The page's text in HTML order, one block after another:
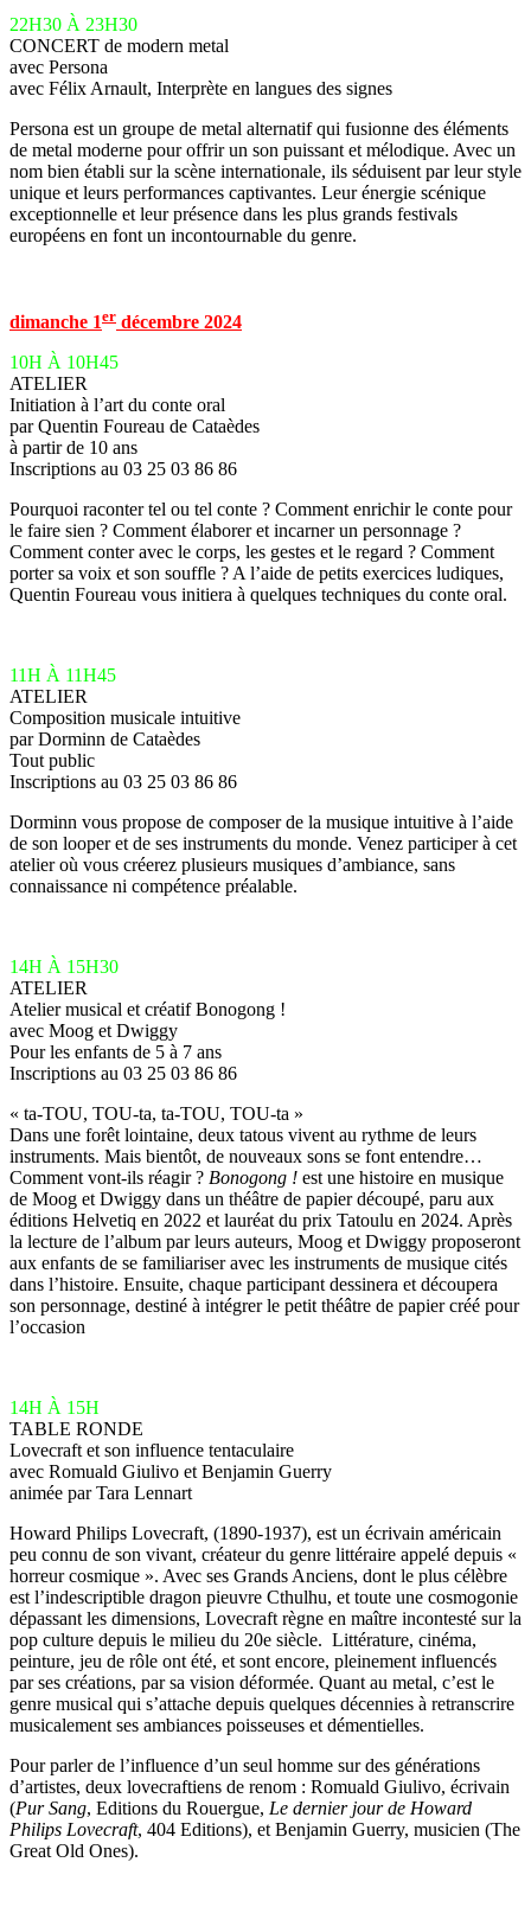
22H30 À 23H30
CONCERT de modern metal
avec Persona
avec Félix Arnault, Interprète en langues des signes
Persona est un groupe de metal alternatif qui fusionne des éléments
de metal moderne pour offrir un son puissant et mélodique. Avec un
nom bien établi sur la scène internationale, ils séduisent par leur style
unique et leurs performances captivantes. Leur énergie scénique
exceptionnelle et leur présence dans les plus grands festivals
européens en font un incontournable du genre.
dimanche 1er décembre 2024
10H À 10H45
ATELIER
Initiation à l’art du conte oral
par Quentin Foureau de Cataèdes
à partir de 10 ans
Inscriptions au 03 25 03 86 86
Pourquoi raconter tel ou tel conte ? Comment enrichir le conte pour
le faire sien ? Comment élaborer et incarner un personnage ?
Comment conter avec le corps, les gestes et le regard ? Comment
porter sa voix et son souffle ? A l’aide de petits exercices ludiques,
Quentin Foureau vous initiera à quelques techniques du conte oral.
11H À 11H45
ATELIER
Composition musicale intuitive
par Dorminn de Cataèdes
Tout public
Inscriptions au 03 25 03 86 86
Dorminn vous propose de composer de la musique intuitive à l’aide
de son looper et de ses instruments du monde. Venez participer à cet
atelier où vous créerez plusieurs musiques d’ambiance, sans
connaissance ni compétence préalable.
14H À 15H30
ATELIER
Atelier musical et créatif Bonogong !
avec Moog et Dwiggy
Pour les enfants de 5 à 7 ans
Inscriptions au 03 25 03 86 86
« ta-TOU, TOU-ta, ta-TOU, TOU-ta »
Dans une forêt lointaine, deux tatous vivent au rythme de leurs
instruments. Mais bientôt, de nouveaux sons se font entendre…
Comment vont-ils réagir ? Bonogong ! est une histoire en musique
de Moog et Dwiggy dans un théâtre de papier découpé, paru aux
éditions Helvetiq en 2022 et lauréat du prix Tatoulu en 2024. Après
la lecture de l’album par leurs auteurs, Moog et Dwiggy proposeront
aux enfants de se familiariser avec les instruments de musique cités
dans l’histoire. Ensuite, chaque participant dessinera et découpera
son personnage, destiné à intégrer le petit théâtre de papier créé pour
l’occasion
14H À 15H
TABLE RONDE
Lovecraft et son influence tentaculaire
avec Romuald Giulivo et Benjamin Guerry
animée par Tara Lennart
Howard Philips Lovecraft, (1890-1937), est un écrivain américain
peu connu de son vivant, créateur du genre littéraire appelé depuis «
horreur cosmique ». Avec ses Grands Anciens, dont le plus célèbre
est l’indescriptible dragon pieuvre Cthulhu, et toute une cosmogonie
dépassant les dimensions, Lovecraft règne en maître incontesté sur la
pop culture depuis le milieu du 20e siècle. Littérature, cinéma,
peinture, jeu de rôle ont été, et sont encore, pleinement influencés
par ses créations, par sa vision déformée. Quant au metal, c’est le
genre musical qui s’attache depuis quelques décennies à retranscrire
musicalement ses ambiances poisseuses et démentielles.
Pour parler de l’influence d’un seul homme sur des générations
d’artistes, deux lovecraftiens de renom : Romuald Giulivo, écrivain
(Pur Sang, Editions du Rouergue, Le dernier jour de Howard
Philips Lovecraft, 404 Editions), et Benjamin Guerry, musicien (The
Great Old Ones).